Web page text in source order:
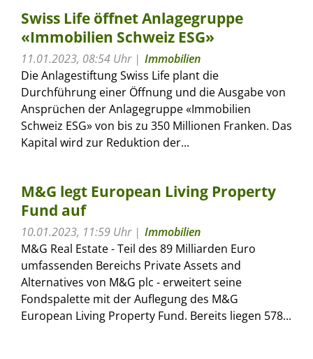
Swiss Life öffnet Anlagegruppe
«Immobilien Schweiz ESG»
11.01.2023, 08:54 Uhr
Immobilien
Die Anlagestiftung Swiss Life plant die
Durchführung einer Öffnung und die Ausgabe von
Ansprüchen der Anlagegruppe «Immobilien
Schweiz ESG» von bis zu 350 Millionen Franken. Das
Kapital wird zur Reduktion der...
M&G legt European Living Property
Fund auf
10.01.2023, 11:59 Uhr
Immobilien
M&G Real Estate - Teil des 89 Milliarden Euro
umfassenden Bereichs Private Assets and
Alternatives von M&G plc - erweitert seine
Fondspalette mit der Auflegung des M&G
European Living Property Fund. Bereits liegen 578...